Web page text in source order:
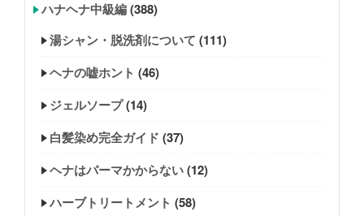
ハナヘナ中級編(388)
湯シャン・脱洗剤について (111)
ヘナの嘘ホント (46)
ジェルソープ(14)
白髪染め完全ガイド (37)
ヘナはパーマかからない(12)
ハーブトリートメント (58)